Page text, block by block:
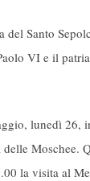
Santo
VI e il
lunedì 26,
Moschee.
la visita al